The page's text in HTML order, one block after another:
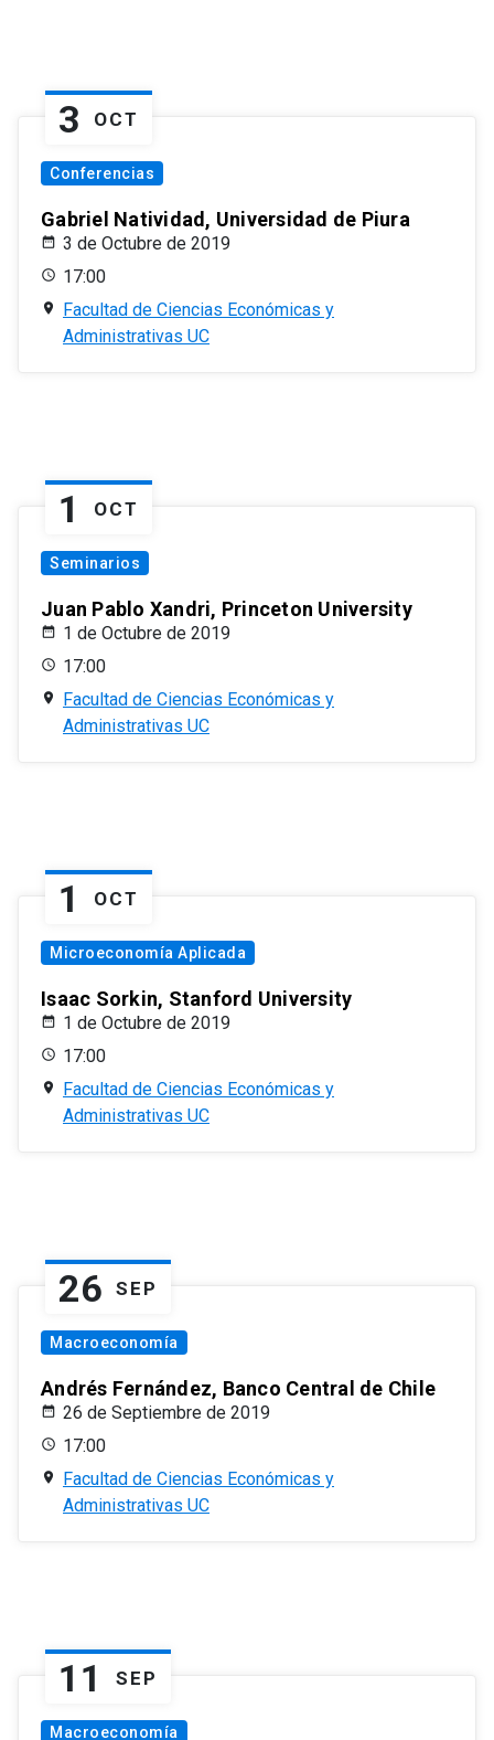
3 OCT
Conferencias
Gabriel Natividad, Universidad de Piura
3 de Octubre de 2019
17:00
Facultad de Ciencias Económicas y
Administrativas UC
1 OCT
Seminarios
Juan Pablo Xandri, Princeton University
1 de Octubre de 2019
17:00
Facultad de Ciencias Económicas y
Administrativas UC
1 OCT
Microeconomía Aplicada
Isaac Sorkin, Stanford University
1 de Octubre de 2019
17:00
Facultad de Ciencias Económicas y
Administrativas UC
26 SEP
Macroeconomía
Andrés Fernández, Banco Central de Chile
26 de Septiembre de 2019
17:00
Facultad de Ciencias Económicas y
Administrativas UC
11 SEP
Macroeconomía